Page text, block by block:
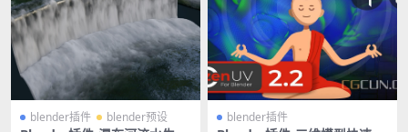
blender插件 blender预设 blender插件